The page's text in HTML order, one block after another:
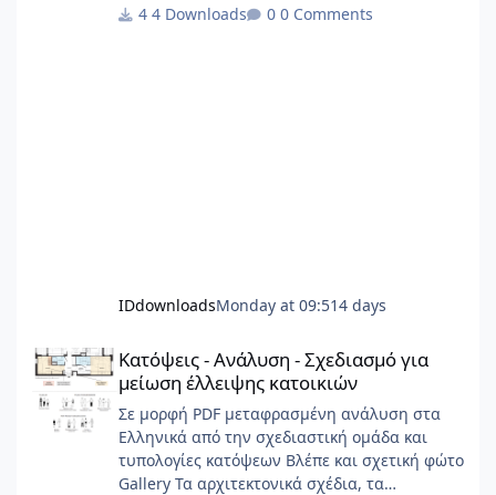
4 Downloads 0 Comments
IDdownloadsMonday at 09:514 days
Κατόψεις - Ανάλυση - Σχεδιασμό για
μείωση έλλειψης κατοικιών
Σε μορφή PDF μεταφρασμένη ανάλυση στα
Ελληνικά από την σχεδιαστική ομάδα και
τυπολογίες κατόψεων Βλέπε και σχετική φώτο
Gallery Τα αρχιτεκτονικά σχέδια, τα